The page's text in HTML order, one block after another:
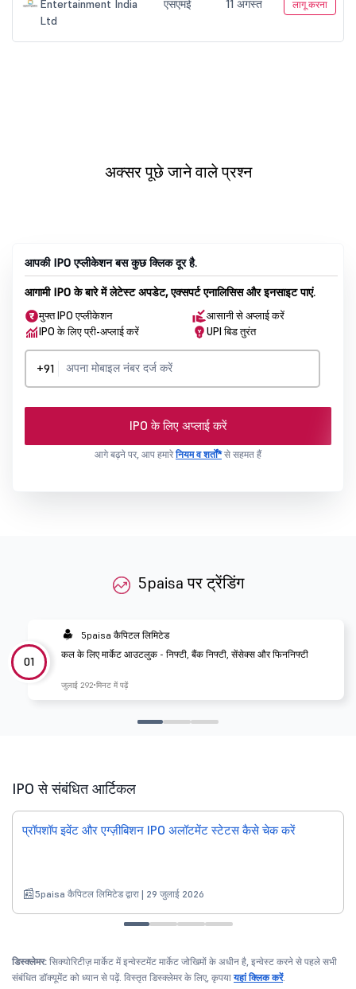
अक्सर पूछे जाने वाले प्रश्न
आपकी IPO एप्लीकेशन बस कुछ क्लिक दूर है.
आगामी IPO के बारे में लेटेस्ट अपडेट, एक्सपर्ट एनालिसिस और इनसाइट पाएं.
मुफ्त IPO एप्लीकेशन
आसानी से अप्लाई करें
IPO के लिए प्री-अप्लाई करें
UPI बिड तुरंत
+91
IPO के लिए अप्लाई करें
आगे बढ़ने पर, आप हमारेनियम व शर्तों*से सहमत हैं
5paisa पर ट्रेंडिंग
01
5paisa कैपिटल लिमिटेड
कल के लिए मार्केट आउटलुक - निफ्टी, बैंक निफ्टी, सेंसेक्स और फिननिफ्टी
जुलाई 292 मिनट में पढ़ें
IPO से संबंधित आर्टिकल
प्रॉपशॉप इवेंट और एग्ज़ीबिशन IPO अलॉटमेंट स्टेटस कैसे चेक करें
5paisa कैपिटल लिमिटेड द्वारा | 29 जुलाई 2026
डिस्क्लेमर: सिक्योरिटीज़ मार्केट में इन्वेस्टमेंट मार्केट जोखिमों के अधीन है, इन्वेस्ट करने से पहले सभी
संबंधित डॉक्यूमेंट को ध्यान से पढ़ें. विस्तृत डिस्क्लेमर के लिए, कृपयायहां क्लिक करें.